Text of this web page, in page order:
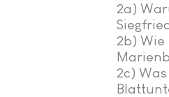
2a)
2b)
2c)